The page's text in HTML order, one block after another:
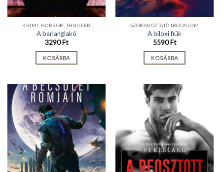
KRIMI, HORROR, THRILLER
A barlanglakó
3290Ft
KOSÁRBA
SZÓRAKOZTATÓ IRODALOM
A biloxi fiúk
5590Ft
KOSÁRBA